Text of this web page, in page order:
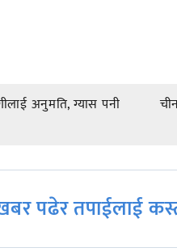
अनुमति, ग्यास पनी
पढेर तपाईलाई